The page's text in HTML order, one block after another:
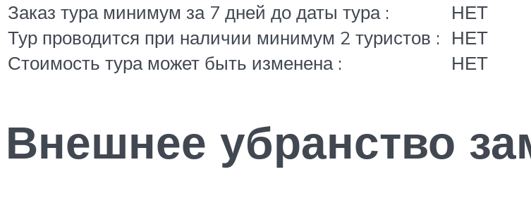
Заказ тура минимум за 7 дней до даты тура :
НЕТ
Тур проводится при наличии минимум 2 туристов :
НЕТ
Стоимость тура может быть изменена :
НЕТ
Внешнее убранство